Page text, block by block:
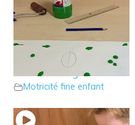
19 – Jouons au tir au
but pour éveiller la
dextérité digitale
Motricité fine enfant